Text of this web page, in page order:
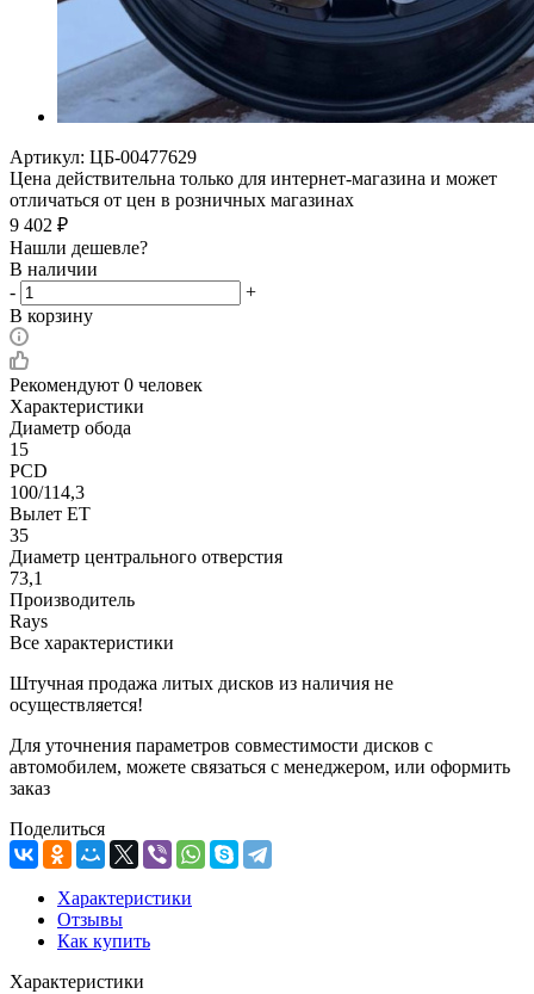
Артикул: ЦБ-00477629
Цена действительна только для интернет-магазина и может
отличаться от цен в розничных магазинах
9 402 ₽
Нашли дешевле?
В наличии
-
+
В корзину
Рекомендуют 0 человек
Характеристики
Диаметр обода
15
PCD
100/114,3
Вылет ET
35
Диаметр центрального отверстия
73,1
Производитель
Rays
Все характеристики
Штучная продажа литых дисков из наличия не
осуществляется!
Для уточнения параметров совместимости дисков с
автомобилем, можете связаться с менеджером, или оформить
заказ
Поделиться
Характеристики
Отзывы
Как купить
Характеристики